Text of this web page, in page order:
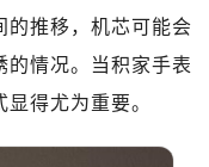
的推移，机芯可能会
的情况。当积家手表
得尤为重要。